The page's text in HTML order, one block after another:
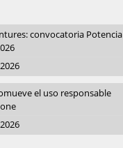
convocatoria Potencia
el uso responsable